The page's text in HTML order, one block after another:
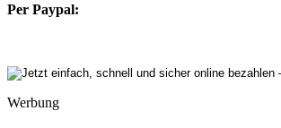
Per Paypal:
Werbung